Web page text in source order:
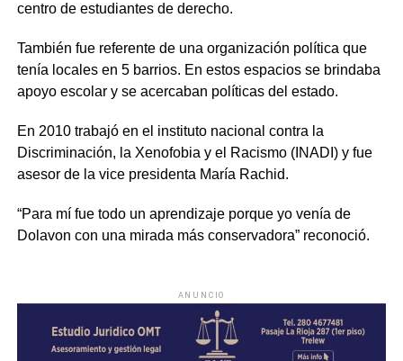
centro de estudiantes de derecho.
También fue referente de una organización política que
tenía locales en 5 barrios. En estos espacios se brindaba
apoyo escolar y se acercaban políticas del estado.
En 2010 trabajó en el instituto nacional contra la
Discriminación, la Xenofobia y el Racismo (INADI) y fue
asesor de la vice presidenta María Rachid.
“Para mí fue todo un aprendizaje porque yo venía de
Dolavon con una mirada más conservadora” reconoció.
ANUNCIO